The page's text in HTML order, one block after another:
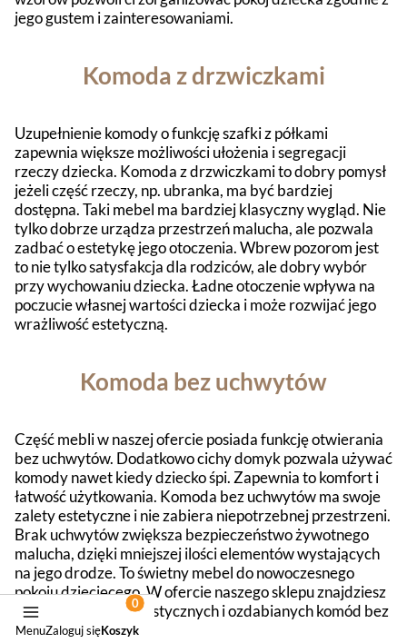
jego gustem i zainteresowaniami.
Komoda z drzwiczkami
Uzupełnienie komody o funkcję szafki z półkami
zapewnia większe możliwości ułożenia i segregacji
rzeczy dziecka. Komoda z drzwiczkami to dobry pomysł
jeżeli część rzeczy, np. ubranka, ma być bardziej
dostępna. Taki mebel ma bardziej klasyczny wygląd. Nie
tylko dobrze urządza przestrzeń malucha, ale pozwala
zadbać o estetykę jego otoczenia. Wbrew pozorom jest
to nie tylko satysfakcja dla rodziców, ale dobry wybór
przy wychowaniu dziecka. Ładne otoczenie wpływa na
poczucie własnej wartości dziecka i może rozwijać jego
wrażliwość estetyczną.
Komoda bez uchwytów
Część mebli w naszej ofercie posiada funkcję otwierania
bez uchwytów. Dodatkowo cichy domyk pozwala używać
komody nawet kiedy dziecko śpi. Zapewnia to komfort i
łatwość użytkowania. Komoda bez uchwytów ma swoje
zalety estetyczne i nie zabiera niepotrzebnej przestrzeni.
Brak uchwytów zwiększa bezpieczeństwo żywotnego
malucha, dzięki mniejszej ilości elementów wystających
na jego drodze. To świetny mebel do nowoczesnego
pokoju dziecięcego. W ofercie naszego sklepu znajdziesz
duży wybór minimalistycznych i ozdabianych komód bez
uchwytów.
MenuZaloguj sięKoszyk